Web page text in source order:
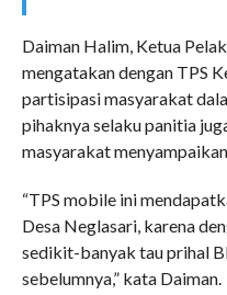
Daiman Halim, Ketua
mengatakan dengan TPS
partisipasi masyarakat
pihaknya selaku panitia
masyarakat
“TPS mobile ini
Desa Neglasari, karena
sedikit-banyak tau prihal
sebelumnya,” kata Daiman.